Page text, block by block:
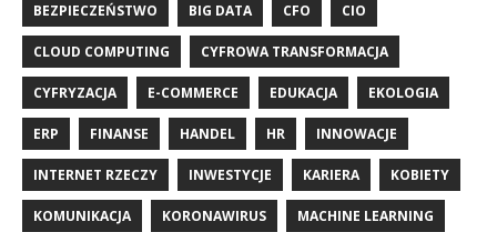
BEZPIECZEŃSTWO BIG DATA CFO CIO
CLOUD COMPUTING CYFROWA TRANSFORMACJA
CYFRYZACJA E-COMMERCE EDUKACJA EKOLOGIA
ERP FINANSE HANDEL HR INNOWACJE
INTERNET RZECZY INWESTYCJE KARIERA KOBIETY
KOMUNIKACJA KORONAWIRUS MACHINE LEARNING